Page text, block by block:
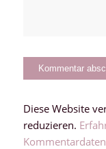
Diese Website
reduzieren.